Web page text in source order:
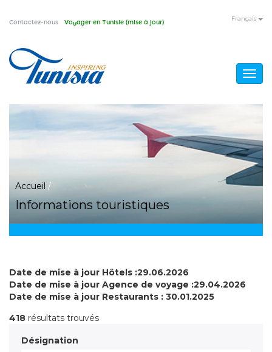
Aller
principal
Français
Contactez-nous Voyager en Tunisie (mise à jour)
Vous
êtes
ici
Accueil /
Informations touristiques
Date de mise à jour Hôtels :29.06.2026
Date de mise à jour Agence de voyage :29.04.2026
Date de mise à jour Restaurants : 30.01.2025
418 résultats trouvés
Désignation